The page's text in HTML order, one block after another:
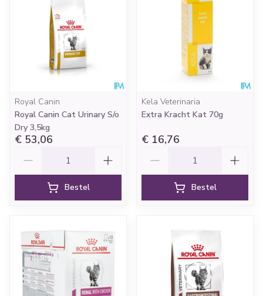
Royal Canin
Royal Canin Cat Urinary S/o
Dry 3,5kg
€ 53,06
Bestel
Kela Veterinaria
Extra Kracht Kat 70g
€ 16,76
Bestel